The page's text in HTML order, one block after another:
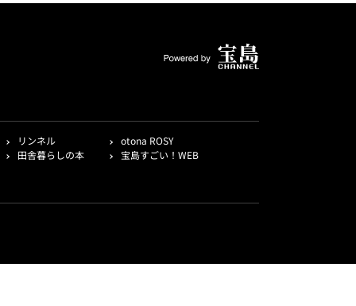
リンネル
otona ROSY
田舎暮らしの本
宝島すごい！WEB